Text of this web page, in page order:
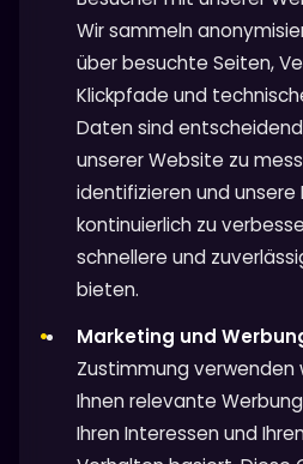
Wir sammeln
über besuchte Seiten,
Klickpfade und
Daten sind
unserer Website zu
identifizieren und unsere
kontinuierlich zu
schnellere und
bieten.
Marketing und
Zustimmung verwenden
Ihnen relevante
Ihren Interessen und